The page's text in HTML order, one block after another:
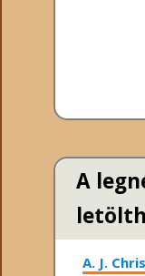
A
A. J.